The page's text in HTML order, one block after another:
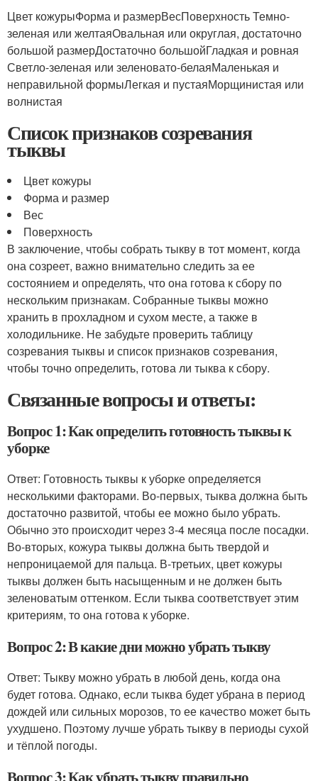
Цвет кожурыФорма и размерВесПоверхность Темно-
зеленая или желтаяОвальная или округлая, достаточно
большой размерДостаточно большойГладкая и ровная
Светло-зеленая или зеленовато-белаяМаленькая и
неправильной формыЛегкая и пустаяМорщинистая или
волнистая
Список признаков созревания
тыквы
Цвет кожуры
Форма и размер
Вес
Поверхность
В заключение, чтобы собрать тыкву в тот момент, когда
она созреет, важно внимательно следить за ее
состоянием и определять, что она готова к сбору по
нескольким признакам. Собранные тыквы можно
хранить в прохладном и сухом месте, а также в
холодильнике. Не забудьте проверить таблицу
созревания тыквы и список признаков созревания,
чтобы точно определить, готова ли тыква к сбору.
Связанные вопросы и ответы:
Вопрос 1: Как определить готовность тыквы к
уборке
Ответ: Готовность тыквы к уборке определяется
несколькими факторами. Во-первых, тыква должна быть
достаточно развитой, чтобы ее можно было убрать.
Обычно это происходит через 3-4 месяца после посадки.
Во-вторых, кожура тыквы должна быть твердой и
непроницаемой для пальца. В-третьих, цвет кожуры
тыквы должен быть насыщенным и не должен быть
зеленоватым оттенком. Если тыква соответствует этим
критериям, то она готова к уборке.
Вопрос 2: В какие дни можно убрать тыкву
Ответ: Тыкву можно убрать в любой день, когда она
будет готова. Однако, если тыква будет убрана в период
дождей или сильных морозов, то ее качество может быть
ухудшено. Поэтому лучше убрать тыкву в периоды сухой
и тёплой погоды.
Вопрос 3: Как убрать тыкву правильно